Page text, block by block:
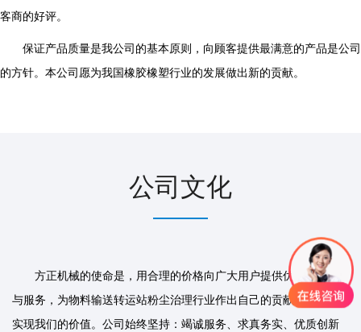
客商的好评。
保证产品质量是我公司的基本原则，向顾客提供最满意的产品是公司
的方针。本公司愿为我国橡胶橡塑行业的发展做出新的贡献。
公司文化
方正机械的使命是，用合理的价格向广大用户提供优质的产品
与服务，为物料输送转运站粉尘治理行业作出自己的贡献，并以此
实现我们的价值。公司始终坚持：竭诚服务、求真务实、优质创新